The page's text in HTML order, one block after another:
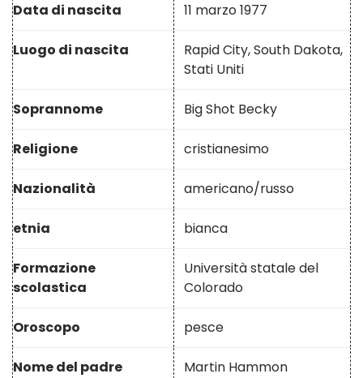
Data di nascita 11 marzo 1977
Luogo di nascita
Rapid City, South Dakota,
Stati Uniti
Soprannome Big Shot Becky
Religione cristianesimo
Nazionalità americano/russo
etnia bianca
Formazione
scolastica
Università statale del
Colorado
Oroscopo pesce
Nome del padre Martin Hammon